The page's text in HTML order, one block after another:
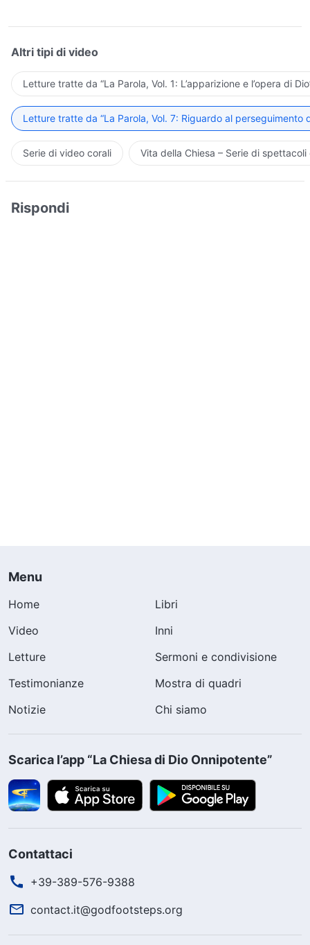
Altri tipi di video
Letture tratte da “La Parola, Vol. 1: L’apparizione e l’opera di
Letture tratte da “La Parola, Vol. 7: Riguardo al perseguimento
Serie di video corali Vita della Chiesa – Serie di
Rispondi
Menu
Home
Libri
Video
Inni
Letture
Sermoni e condivisione
Testimonianze
Mostra di quadri
Notizie
Chi siamo
Scarica l’app “La Chiesa di Dio Onnipotente”
Contattaci
+39-389-576-9388
contact.it@godfootsteps.org